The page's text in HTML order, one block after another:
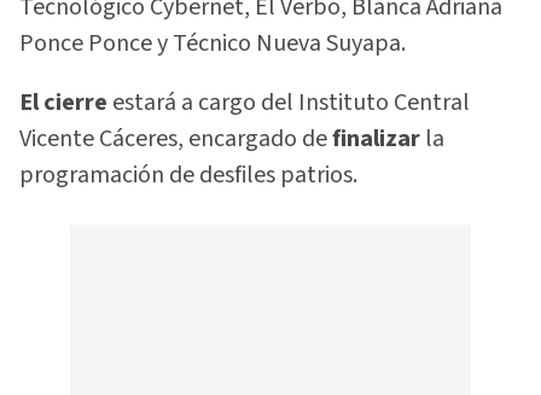
Tecnológico Cybernet, El Verbo, Blanca Adriana
Ponce Ponce y Técnico Nueva Suyapa.
El cierre estará a cargo del Instituto Central
Vicente Cáceres, encargado definalizar la
programación de desfiles patrios.